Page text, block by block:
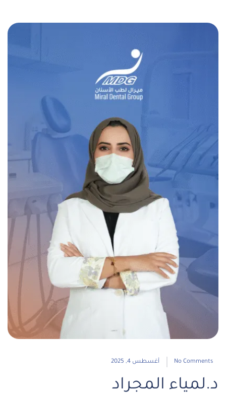
أغسطس 4, 2025 No Comments
د.لمياء المجراد